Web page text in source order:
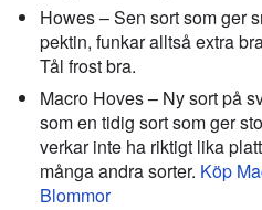
Howes – Sen sort som ger
pektin, funkar alltså extra
Tål frost bra.
Macro Hoves – Ny sort på
som en tidig sort som ger
verkar inte ha riktigt lika
många andra sorter. Köp
Blommor